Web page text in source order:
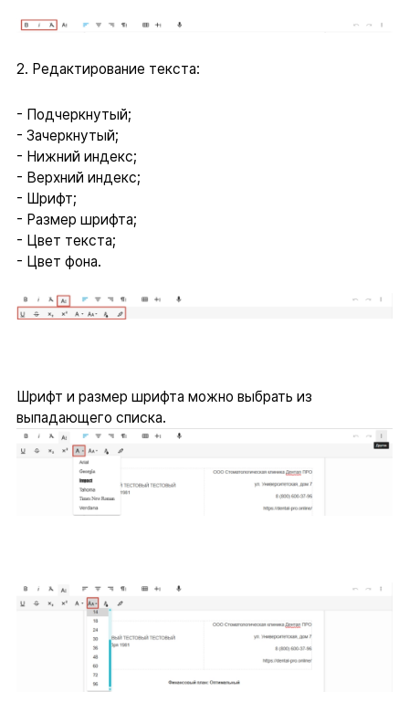
2. Редактирование текста:
- Подчеркнутый;
- Зачеркнутый;
- Нижний индекс;
- Верхний индекс;
- Шрифт;
- Размер шрифта;
- Цвет текста;
- Цвет фона.
Шрифт и размер шрифта можно выбрать из
выпадающего списка.